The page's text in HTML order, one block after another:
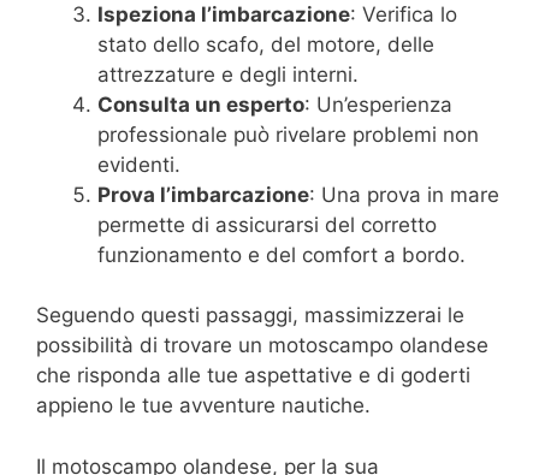
Ispeziona l’imbarcazione: Verifica lo
stato dello scafo, del motore, delle
attrezzature e degli interni.
Consulta un esperto: Un’esperienza
professionale può rivelare problemi non
evidenti.
Prova l’imbarcazione: Una prova in mare
permette di assicurarsi del corretto
funzionamento e del comfort a bordo.
Seguendo questi passaggi, massimizzerai le
possibilità di trovare un motoscampo olandese
che risponda alle tue aspettative e di goderti
appieno le tue avventure nautiche.
Il motoscampo olandese, per la sua